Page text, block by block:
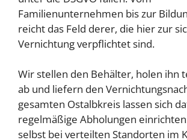
Familienunternehmen bis zur
reicht das Feld derer, die hier zur
Vernichtung verpflichtet sind.
Wir stellen den Behälter, holen ihn
ab und liefern den
gesamten Ostalbkreis lassen sich
regelmäßige Abholungen
selbst bei verteilten Standorten im